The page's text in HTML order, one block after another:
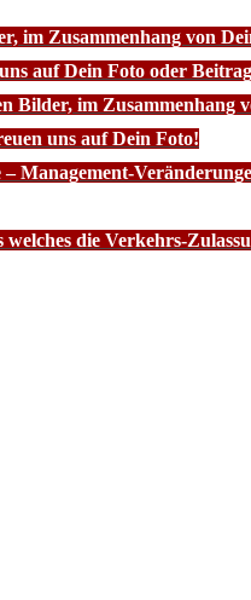
im Zusammenhang von
auf Dein Foto oder
Bilder, im
uns auf Dein Foto!
– Management-
die Verkehrs-